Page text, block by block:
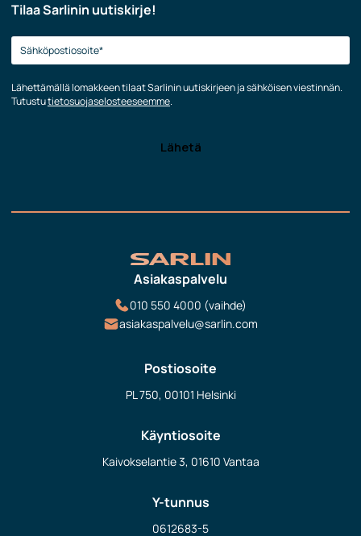
Tilaa Sarlinin uutiskirje!
Lähettämällä lomakkeen tilaat Sarlinin uutiskirjeen ja sähköisen viestinnän.
Tutustutietosuojaselosteeseemme.
Asiakaspalvelu
010 550 4000 (vaihde)
asiakaspalvelu@sarlin.com
Postiosoite
PL 750, 00101 Helsinki
Käyntiosoite
Kaivokselantie 3, 01610 Vantaa
Y-tunnus
0612683-5